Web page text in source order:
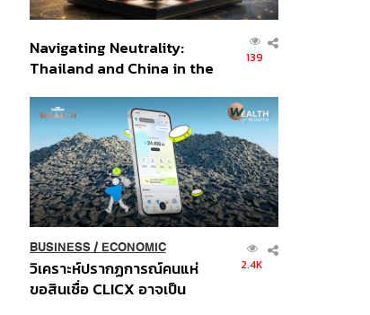
Navigating Neutrality:
Thailand and China in the
Order
139
BUSINESS/ ECONOMIC
วิเคราะห์ปรากฏการณ์คนแห่
ขอสินเชื่อ CLICX อาจเป็น
2.4K